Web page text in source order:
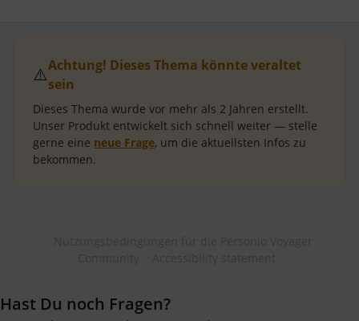
⚠️Achtung! Dieses Thema könnte veraltet
sein
Dieses Thema wurde vor mehr als 2 Jahren erstellt.
Unser Produkt entwickelt sich schnell weiter — stelle
gerne eine neue Frage, um die aktuellsten Infos zu
bekommen.
Hast Du noch Fragen?